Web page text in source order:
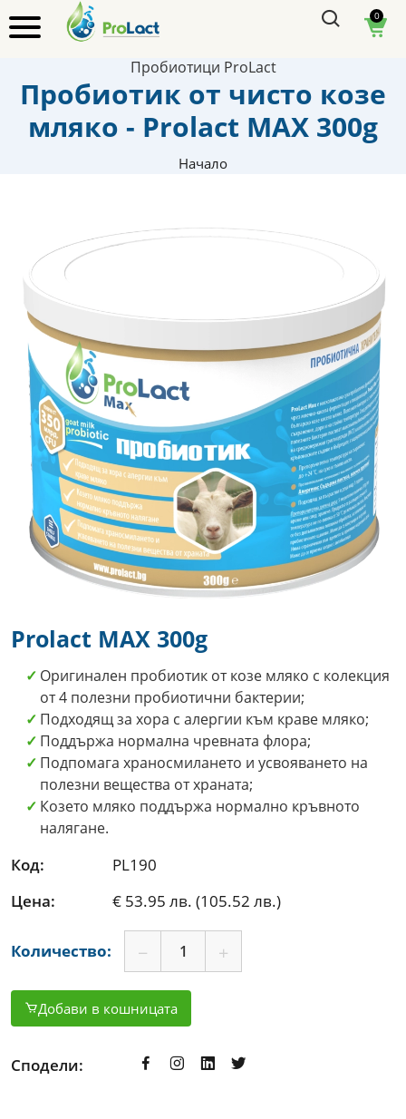
0
Пробиотици ProLact
Пробиотик от чисто козе
мляко - Prolact MAX 300g
Начало
Prolact MAX 300g
Оригинален пробиотик от козе мляко с колекция
от 4 полезни пробиотични бактерии;
Подходящ за хора с алергии към краве мляко;
Поддържа нормална чревната флора;
Подпомага храносмилането и усвояването на
полезни вещества от храната;
Козето мляко поддържа нормално кръвното
налягане.
Код:
PL190
Цена:
€ 53.95 лв. (105.52 лв.)
Количество:
Добави в кошницата
Сподели: